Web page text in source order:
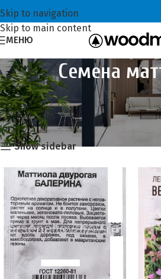
Skip to navigation
Skip to main content
МЕНЮ
Семена
Главная Семена и сидераты
Семена маттиола
Showing all 12 results
Show sidebar